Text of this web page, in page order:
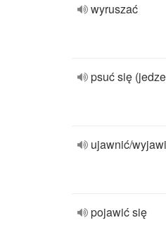
wyruszać
psuć się
ujawnić/
pojawić się